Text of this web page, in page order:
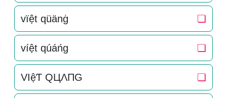
vïệt qüänġ ❏
víệt qúáńg ❏
VIệƬ QЦΛПG ❏